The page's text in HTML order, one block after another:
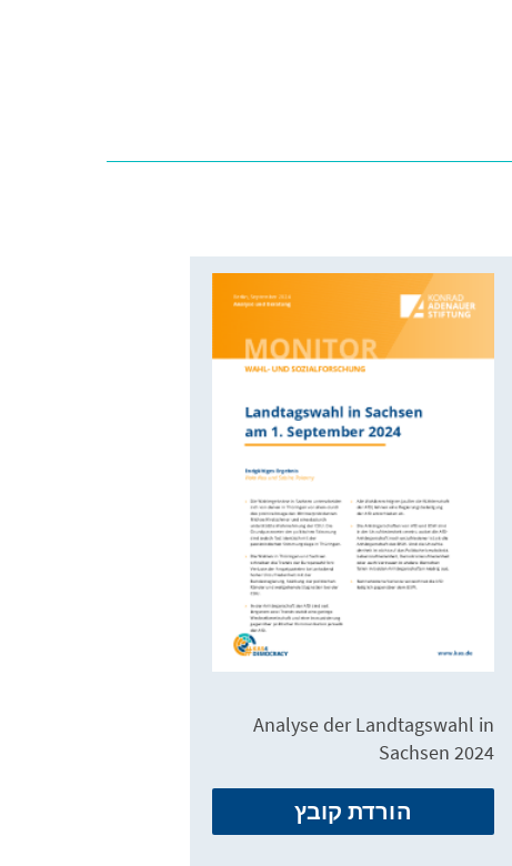
Analyse der Landtagswahl in
Sachsen 2024
הורדת קובץ